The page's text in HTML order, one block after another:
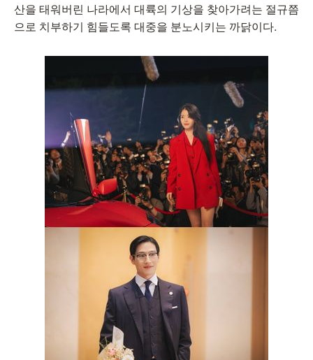
산을 태워버린 나라에서 대륙의 기상을 찾아가려는 절규쯤
으로 치부하기 힘들도록 대중을 분노시키는 까닭이다.